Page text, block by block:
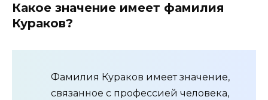
Какое значение имеет фамилия
Кураков?
Фамилия Кураков имеет значение,
связанное с профессией человека,